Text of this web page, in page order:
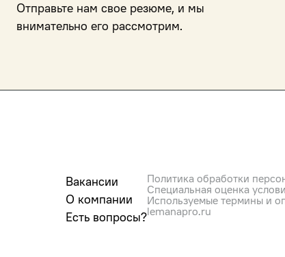
Отправьте нам свое резюме, и мы
внимательно его рассмотрим.
Вакансии
О компании
Есть вопросы?
Политика обработки
Специальная оценка
Используемые термины и
lemanapro.ru